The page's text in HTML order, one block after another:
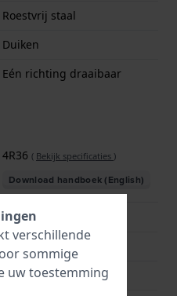
Roestvrij staal
Duiken
Eén richting draaibaar
4R36 ( Bekijk specificaties )
Download handboek (English)
Seiko
Analoog
verschillende
sommige
uw toestemming